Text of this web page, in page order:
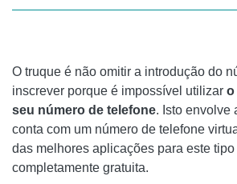
O truque é não omitir a introdução do
inscrever porque é impossível utilizar o
seu número de telefone. Isto envolve
conta com um número de telefone
das melhores aplicações para este
completamente gratuita.